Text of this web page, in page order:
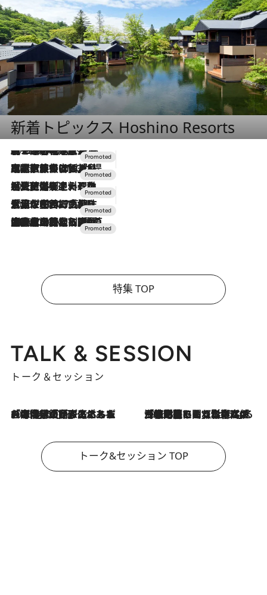
新着トピックス Hoshino Resorts
2026.8.7
【トンボの足水浴】ヒノキの香りに包まれて涼感マックス！約13℃の湧水かけ流しを避暑地「星野温泉 トンボの湯」で体験
2026.7.31
【ホテル帰省】という選択肢をOMOが提案。家族とほどよい距離を保つには「昼は実家、夜は気兼ねなくホテルで！」
2026.7.24
【夏限定ディナーコース】旬を迎える稚鮎や花ズッキーニなどをイタリア・トスカーナの郷土料理の手法で満喫！
2026.7.17
「土佐和ハーブかき氷」がOMO7高知に登場！生姜、山椒、大葉など目にも舌にも涼を呼ぶ郷土の味
2026.7.10
NEW OPEN！【界 草津】名湯の地に誕生。趣の異なる2種の温泉と上州ならではの会席・蕎麦割烹など美食を味わう究極の癒やし旅
特集 TOP
TALK & SESSION
トーク＆セッション
2026.8.3
「今後値上げがあるとすれば…」「リスクがあるのは今年の冬」エネルギー専門家が語る、ホルムズ海峡封鎖が家庭にもたらす“ある心配” 2026.8.3
「住宅建てられない…」「サーチャージ料の高値が続いている」ホルムズ海峡封鎖による影響はいつまで続く？《エネルギー専門家に聞く“どうなる日本の暮らし”》
トーク&セッション TOP